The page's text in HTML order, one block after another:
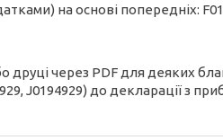
на основі попередніх:
через PDF для деяких
J0194929) до декларації з